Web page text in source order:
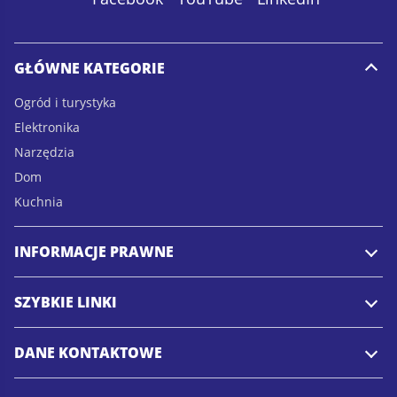
l
GŁÓWNE KATEGORIE
Ogród i turystyka
Elektronika
Narzędzia
Dom
Kuchnia
INFORMACJE PRAWNE
SZYBKIE LINKI
DANE KONTAKTOWE